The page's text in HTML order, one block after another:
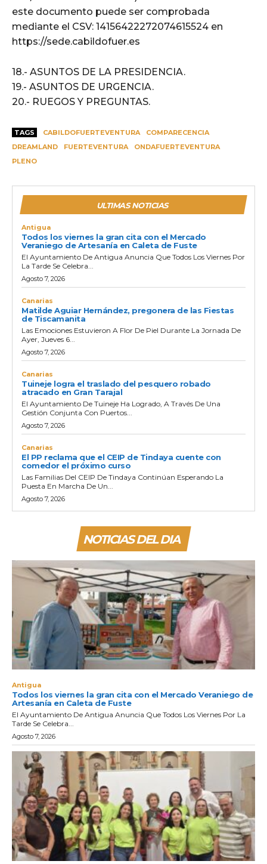
este documento puede ser comprobada
mediante el CSV: 14156422272074615524 en
https://sede.cabildofuer.es
18.- ASUNTOS DE LA PRESIDENCIA.
19.- ASUNTOS DE URGENCIA.
20.- RUEGOS Y PREGUNTAS.
TAGS CABILDOFUERTEVENTURA
COMPARECENCIA
DREAMLAND
FUERTEVENTURA
ONDAFUERTEVENTURA
PLENO
ULTIMAS NOTICIAS
Antigua
Todos los viernes la gran cita con el Mercado
Veraniego de Artesanía en Caleta de Fuste
El Ayuntamiento De Antigua Anuncia Que Todos Los Viernes Por
La Tarde Se Celebra...
Agosto 7, 2026
Canarias
Matilde Aguiar Hernández, pregonera de las Fiestas
de Tiscamanita
Las Emociones Estuvieron A Flor De Piel Durante La Jornada De
Ayer, Jueves 6...
Agosto 7, 2026
Canarias
Tuineje logra el traslado del pesquero robado
atracado en Gran Tarajal
El Ayuntamiento De Tuineje Ha Logrado, A Través De Una
Gestión Conjunta Con Puertos...
Agosto 7, 2026
Canarias
El PP reclama que el CEIP de Tindaya cuente con
comedor el próximo curso
Las Familias Del CEIP De Tindaya Continúan Esperando La
Puesta En Marcha De Un...
Agosto 7, 2026
NOTICIAS DEL DIA
Antigua
Todos los viernes la gran cita con el Mercado Veraniego de
Artesanía en Caleta de Fuste
El Ayuntamiento De Antigua Anuncia Que Todos Los Viernes Por La
Tarde Se Celebra...
Agosto 7, 2026